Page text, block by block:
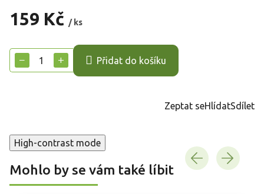
159 Kč / ks
cena:
+
− Přidat do košíku
Zeptat seHlídatSdílet
High-contrast mode
Mohlo by se vám také líbit